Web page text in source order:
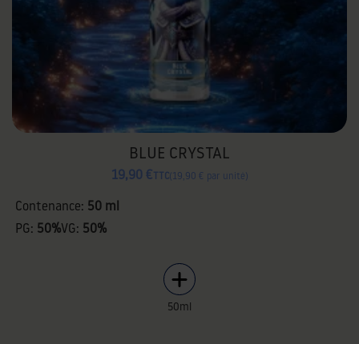
BLUE CRYSTAL
19,90 € TTC 19,90 € par unité
Contenance: 50 ml
PG: 50%VG: 50%
50ml